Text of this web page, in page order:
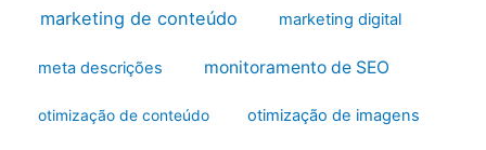
marketing de conteúdo marketing digital
meta descrições monitoramento de SEO
otimização de conteúdo otimização de imagens